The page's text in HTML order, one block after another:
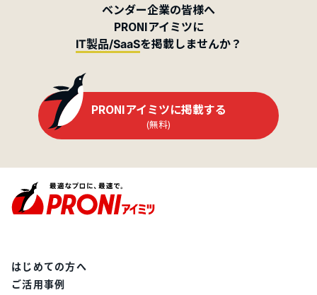
ベンダー企業の皆様へ
PRONIアイミツに
IT製品/SaaSを掲載しませんか？
PRONIアイミツに掲載する
(無料)
はじめての方へ
ご活用事例